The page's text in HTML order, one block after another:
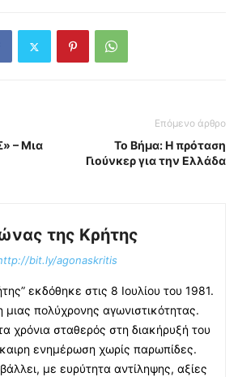
– Μια
Επόμενο άρθρο
Το Βήμα: Η πρόταση
Γιούνκερ για την Ελλάδα
της Κρήτης
bit.ly/agonaskritis
εκδόθηκε στις 8 Ιουλίου του 1981.
μιας πολύχρονης αγωνιστικότητας.
χρόνια σταθερός στη διακήρυξή του
ενημέρωση χωρίς παρωπίδες.
με ευρύτητα αντίληψης, αξίες